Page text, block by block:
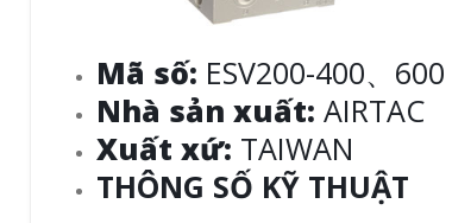
Mã số: ESV200-400、
Nhà sản xuất: AIRTAC
Xuất xứ: TAIWAN
THÔNG SỐ KỸ THUẬT